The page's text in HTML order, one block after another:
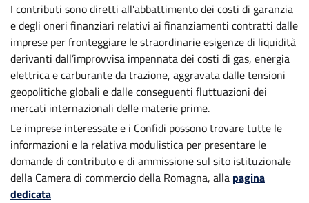
I contributi sono diretti all'abbattimento dei costi di garanzia
e degli oneri finanziari relativi ai finanziamenti contratti dalle
imprese per fronteggiare le straordinarie esigenze di liquidità
derivanti dall’improvvisa impennata dei costi di gas, energia
elettrica e carburante da trazione, aggravata dalle tensioni
geopolitiche globali e dalle conseguenti fluttuazioni dei
mercati internazionali delle materie prime.
Le imprese interessate e i Confidi possono trovare tutte le
informazioni e la relativa modulistica per presentare le
domande di contributo e di ammissione sul sito istituzionale
della Camera di commercio della Romagna, alla pagina
dedicata